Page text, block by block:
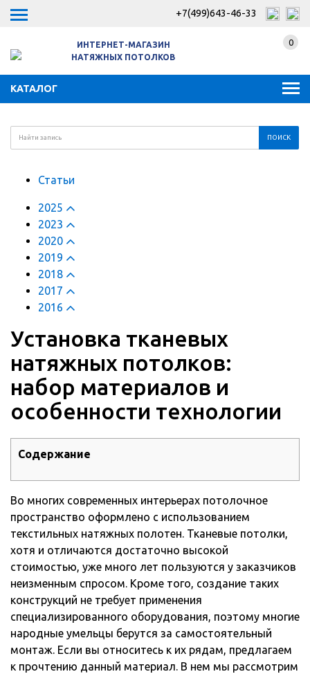
+7(499)643-46-33
ИНТЕРНЕТ-МАГАЗИН
НАТЯЖНЫХ ПОТОЛКОВ
КАТАЛОГ
0
Статьи
2025
2023
2020
2019
2018
2017
2016
Установка тканевых
натяжных потолков:
набор материалов и
особенности технологии
Содержание
Во многих современных интерьерах потолочное
пространство оформлено с использованием
текстильных натяжных полотен. Тканевые потолки,
хотя и отличаются достаточно высокой
стоимостью, уже много лет пользуются у заказчиков
неизменным спросом. Кроме того, создание таких
конструкций не требует применения
специализированного оборудования, поэтому многие
народные умельцы берутся за самостоятельный
монтаж. Если вы относитесь к их рядам, предлагаем
к прочтению данный материал. В нем мы рассмотрим